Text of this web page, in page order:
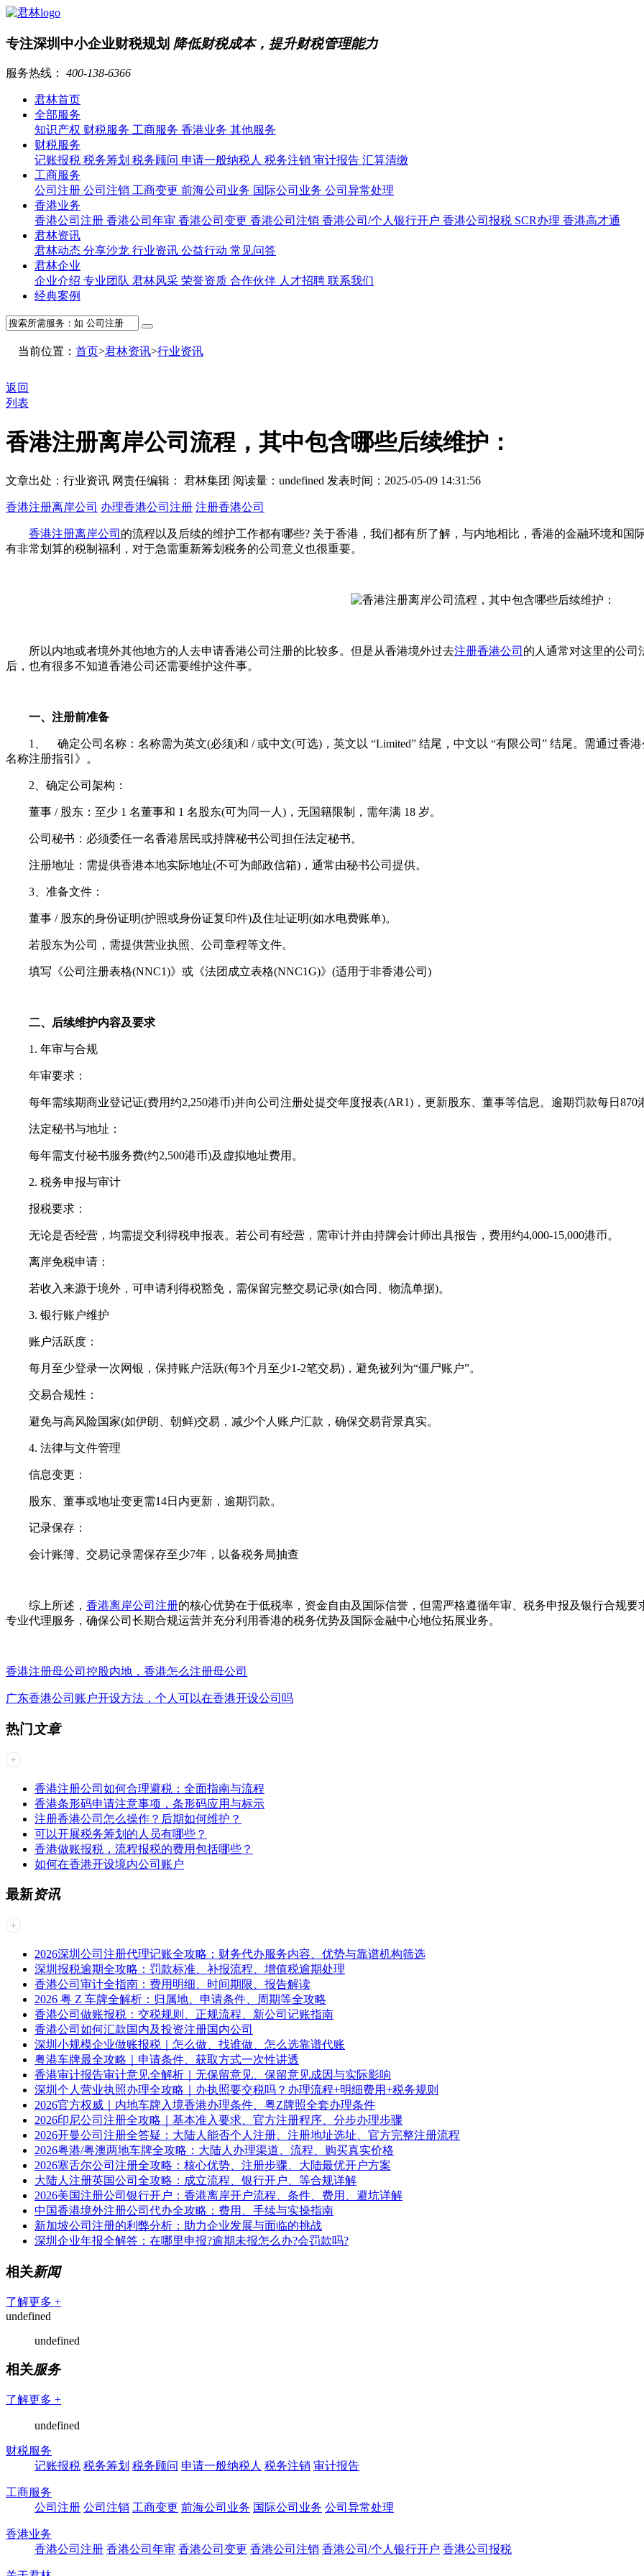
专注深圳中小企业财税规划 降低财税成本，提升财税管理能力
服务热线： 400-138-6366
君林首页
全部服务
知识产权 财税服务 工商服务 香港业务 其他服务
财税服务
记账报税 税务筹划 税务顾问 申请一般纳税人 税务注销 审计报告 汇算清缴
工商服务
公司注册 公司注销 工商变更 前海公司业务 国际公司业务 公司异常处理
香港业务
香港公司注册 香港公司年审 香港公司变更 香港公司注销 香港公司/个人银行开户 香港公司报税 SCR办理 香港高才通
君林资讯
君林动态 分享沙龙 行业资讯 公益行动 常见问答
君林企业
企业介绍 专业团队 君林风采 荣誉资质 合作伙伴 人才招聘 联系我们
经典案例
当前位置： 首页>君林资讯>行业资讯
返回
列表
香港注册离岸公司流程，其中包含哪些后续维护：
文章出处：行业资讯 网责任编辑： 君林集团 阅读量： undefined 发表时间：2025-05-09 14:31:56
香港注册离岸公司 办理香港公司注册 注册香港公司
香港注册离岸公司 的流程以及后续的维护工作都有哪些? 关于香港，我们都有所了解，与内地相比，香港的金融环境和
有非常划算的税制福利，对于急需重新筹划税务的公司意义也很重要。
所以内地或者境外其他地方的人去申请香港公司注册的比较多。但是从香港境外过去注册香港公司 的人通常对这里的公司
后，也有很多不知道香港公司还需要维护这件事。
一、注册前准备
1、 确定公司名称：名称需为英文(必须)和 / 或中文(可选)，英文以 “Limited” 结尾，中文以 “有限公司” 结尾。需通过香
名称注册指引》。
2、确定公司架构：
董事 / 股东：至少 1 名董事和 1 名股东(可为同一人)，无国籍限制，需年满 18 岁。
公司秘书：必须委任一名香港居民或持牌秘书公司担任法定秘书。
注册地址：需提供香港本地实际地址(不可为邮政信箱)，通常由秘书公司提供。
3、准备文件：
董事 / 股东的身份证明(护照或身份证复印件)及住址证明(如水电费账单)。
若股东为公司，需提供营业执照、公司章程等文件。
填写《公司注册表格(NNC1)》或《法团成立表格(NNC1G)》(适用于非香港公司)
二、后续维护内容及要求
1. 年审与合规
年审要求：
每年需续期商业登记证(费用约2,250港币)并向公司注册处提交年度报表(AR1)，更新股东、董事等信息。逾期罚款每日870
法定秘书与地址：
每年需支付秘书服务费(约2,500港币)及虚拟地址费用。
2. 税务申报与审计
报税要求：
无论是否经营，均需提交利得税申报表。若公司有经营，需审计并由持牌会计师出具报告，费用约4,000-15,000港币。
离岸免税申请：
若收入来源于境外，可申请利得税豁免，需保留完整交易记录(如合同、物流单据)。
3. 银行账户维护
账户活跃度：
每月至少登录一次网银，保持账户活跃(每3个月至少1-2笔交易)，避免被列为“僵尸账户”。
交易合规性：
避免与高风险国家(如伊朗、朝鲜)交易，减少个人账户汇款，确保交易背景真实。
4. 法律与文件管理
信息变更：
股东、董事或地址变更需14日内更新，逾期罚款。
记录保存：
会计账簿、交易记录需保存至少7年，以备税务局抽查
综上所述， 香港离岸公司注册的核心优势在于低税率，资金自由及国际信誉，但需严格遵循年审、税务申报及银行合规
专业代理服务，确保公司长期合规运营并充分利用香港的税务优势及国际金融中心地位拓展业务。
香港注册母公司控股内地，香港怎么注册母公司
广东香港公司账户开设方法，个人可以在香港开设公司吗
热门 文章
香港注册公司如何合理避税：全面指南与流程
香港条形码申请注意事项，条形码应用与标示
注册香港公司怎么操作？后期如何维护？
可以开展税务筹划的人员有哪些？
香港做账报税，流程报税的费用包括哪些？
如何在香港开设境内公司账户
最新资讯
2026深圳公司注册代理记账全攻略：财务代办服务内容、优势与靠谱机构筛选
深圳报税逾期全攻略：罚款标准、补报流程、增值税逾期处理
香港公司审计全指南：费用明细、时间期限、报告解读
2026 粤 Z 车牌全解析：归属地、申请条件、周期等全攻略
香港公司做账报税：交税规则、正规流程、新公司记账指南
香港公司如何汇款国内及投资注册国内公司
深圳小规模企业做账报税｜怎么做、找谁做、怎么选靠谱代账
粤港车牌最全攻略｜申请条件、获取方式一次性讲透
香港审计报告审计意见全解析｜无保留意见、保留意见成因与实际影响
深圳个人营业执照办理全攻略｜办执照要交税吗？办理流程+明细费用+税务规则
2026官方权威｜内地车牌入境香港办理条件、粤Z牌照全套办理条件
2026印尼公司注册全攻略｜基本准入要求、官方注册程序、分步办理步骤
2026开曼公司注册全答疑：大陆人能否个人注册、注册地址选址、官方完整注册流程
2026粤港/粤澳两地车牌全攻略：大陆人办理渠道、流程、购买真实价格
2026塞舌尔公司注册全攻略：核心优势、注册步骤、大陆最优开户方案
大陆人注册英国公司全攻略：成立流程、银行开户、等合规详解
2026美国注册公司银行开户：香港离岸开户流程、条件、费用、避坑详解
中国香港境外注册公司代办全攻略：费用、手续与实操指南
新加坡公司注册的利弊分析：助力企业发展与面临的挑战
深圳企业年报全解答：在哪里申报?逾期未报怎么办?会罚款吗?
相关新闻
了解更多 +
undefined
undefined
相关服务
了解更多 +
undefined
财税服务
记账报税 税务筹划 税务顾问 申请一般纳税人 税务注销 审计报告
工商服务
公司注册 公司注销 工商变更 前海公司业务 国际公司业务 公司异常处理
香港业务
香港公司注册 香港公司年审 香港公司变更 香港公司注销 香港公司/个人银行开户 香港公司报税